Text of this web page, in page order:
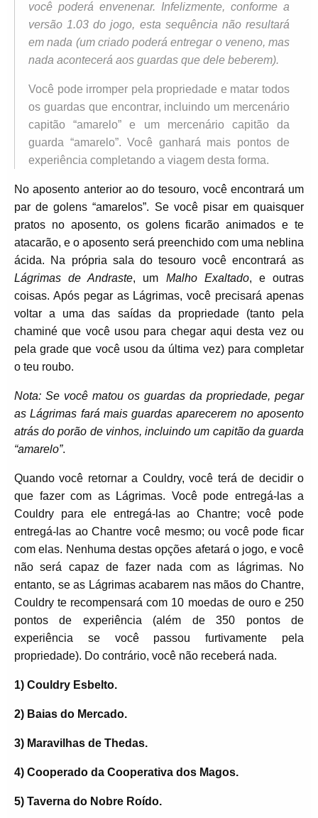
você poderá envenenar. Infelizmente, conforme a
versão 1.03 do jogo, esta sequência não resultará
em nada (um criado poderá entregar o veneno, mas
nada acontecerá aos guardas que dele beberem).
Você pode irromper pela propriedade e matar todos
os guardas que encontrar, incluindo um mercenário
capitão “amarelo” e um mercenário capitão da
guarda “amarelo”. Você ganhará mais pontos de
experiência completando a viagem desta forma.
No aposento anterior ao do tesouro, você encontrará um
par de golens “amarelos”. Se você pisar em quaisquer
pratos no aposento, os golens ficarão animados e te
atacarão, e o aposento será preenchido com uma neblina
ácida. Na própria sala do tesouro você encontrará as
Lágrimas de Andraste, um Malho Exaltado, e outras
coisas. Após pegar as Lágrimas, você precisará apenas
voltar a uma das saídas da propriedade (tanto pela
chaminé que você usou para chegar aqui desta vez ou
pela grade que você usou da última vez) para completar
o teu roubo.
Nota: Se você matou os guardas da propriedade, pegar
as Lágrimas fará mais guardas aparecerem no aposento
atrás do porão de vinhos, incluindo um capitão da guarda
“amarelo”.
Quando você retornar a Couldry, você terá de decidir o
que fazer com as Lágrimas. Você pode entregá-las a
Couldry para ele entregá-las ao Chantre; você pode
entregá-las ao Chantre você mesmo; ou você pode ficar
com elas. Nenhuma destas opções afetará o jogo, e você
não será capaz de fazer nada com as lágrimas. No
entanto, se as Lágrimas acabarem nas mãos do Chantre,
Couldry te recompensará com 10 moedas de ouro e 250
pontos de experiência (além de 350 pontos de
experiência se você passou furtivamente pela
propriedade). Do contrário, você não receberá nada.
1) Couldry Esbelto.
2) Baias do Mercado.
3) Maravilhas de Thedas.
4) Cooperado da Cooperativa dos Magos.
5) Taverna do Nobre Roído.